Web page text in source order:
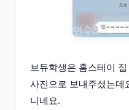
브듀학생은 홈스테이
사진으로 보내주셨는데
니네요.